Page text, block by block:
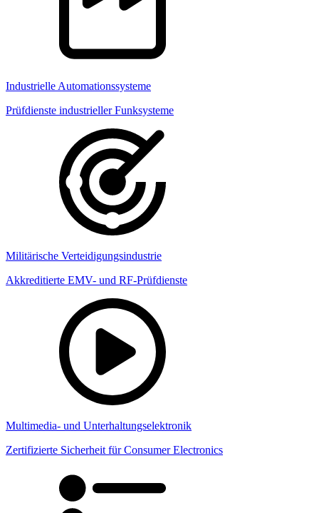
Industrielle Automationssysteme
Prüfdienste industrieller Funksysteme
Militärische Verteidigungsindustrie
Akkreditierte EMV- und RF-Prüfdienste
Multimedia- und Unterhaltungselektronik
Zertifizierte Sicherheit für Consumer Electronics